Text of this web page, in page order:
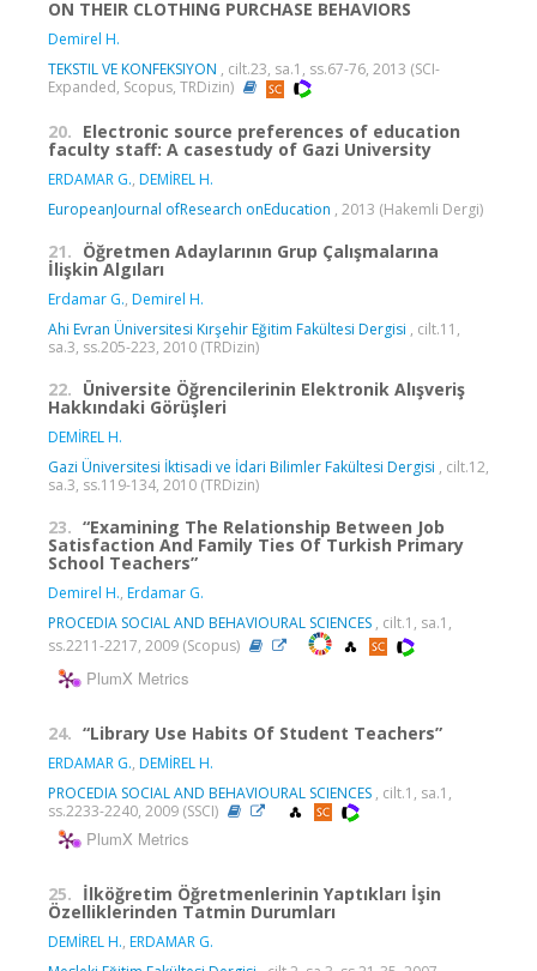
ON THEIR CLOTHING PURCHASE BEHAVIORS
Demirel H.
TEKSTIL VE KONFEKSIYON , cilt.23, sa.1, ss.67-76, 2013 (SCI-
Expanded, Scopus, TRDizin)
20. Electronic source preferences of education
faculty staff: A casestudy of Gazi University
ERDAMAR G., DEMİREL H.
EuropeanJournal ofResearch onEducation , 2013 (Hakemli Dergi)
21. Öğretmen Adaylarının Grup Çalışmalarına
İlişkin Algıları
Erdamar G., Demirel H.
Ahi Evran Üniversitesi Kırşehir Eğitim Fakültesi Dergisi , cilt.11,
sa.3, ss.205-223, 2010 (TRDizin)
22. Üniversite Öğrencilerinin Elektronik Alışveriş
Hakkındaki Görüşleri
DEMİREL H.
Gazi Üniversitesi İktisadi ve İdari Bilimler Fakültesi Dergisi , cilt.12,
sa.3, ss.119-134, 2010 (TRDizin)
23. “Examining The Relationship Between Job
Satisfaction And Family Ties Of Turkish Primary
School Teachers”
Demirel H., Erdamar G.
PROCEDIA SOCIAL AND BEHAVIOURAL SCIENCES , cilt.1, sa.1,
ss.2211-2217, 2009 (Scopus)
PlumX Metrics
24. “Library Use Habits Of Student Teachers”
ERDAMAR G., DEMİREL H.
PROCEDIA SOCIAL AND BEHAVIOURAL SCIENCES , cilt.1, sa.1,
ss.2233-2240, 2009 (SSCI)
PlumX Metrics
25. İlköğretim Öğretmenlerinin Yaptıkları İşin
Özelliklerinden Tatmin Durumları
DEMİREL H., ERDAMAR G.